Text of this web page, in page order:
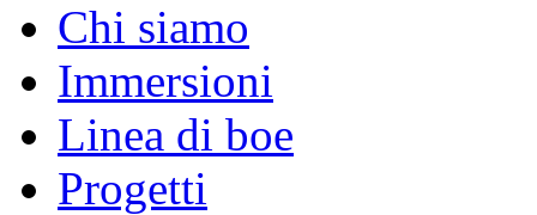
Chi siamo
Immersioni
Linea di boe
Progetti